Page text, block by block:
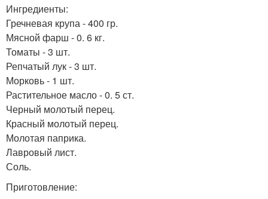
Ингредиенты:
Гречневая крупа - 400 гр.
Мясной фарш - 0. 6 кг.
Томаты - 3 шт.
Репчатый лук - 3 шт.
Морковь - 1 шт.
Растительное масло - 0. 5 ст.
Черный молотый перец.
Красный молотый перец.
Молотая паприка.
Лавровый лист.
Соль.
Приготовление: